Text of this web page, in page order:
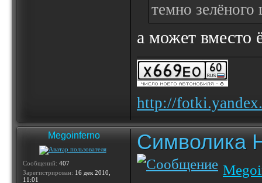
темно зелёного
а может вместо
http://
Megoinferno
Сообщений: 407
Зарегистрирован: 16 дек 2010,
11:01
Символика